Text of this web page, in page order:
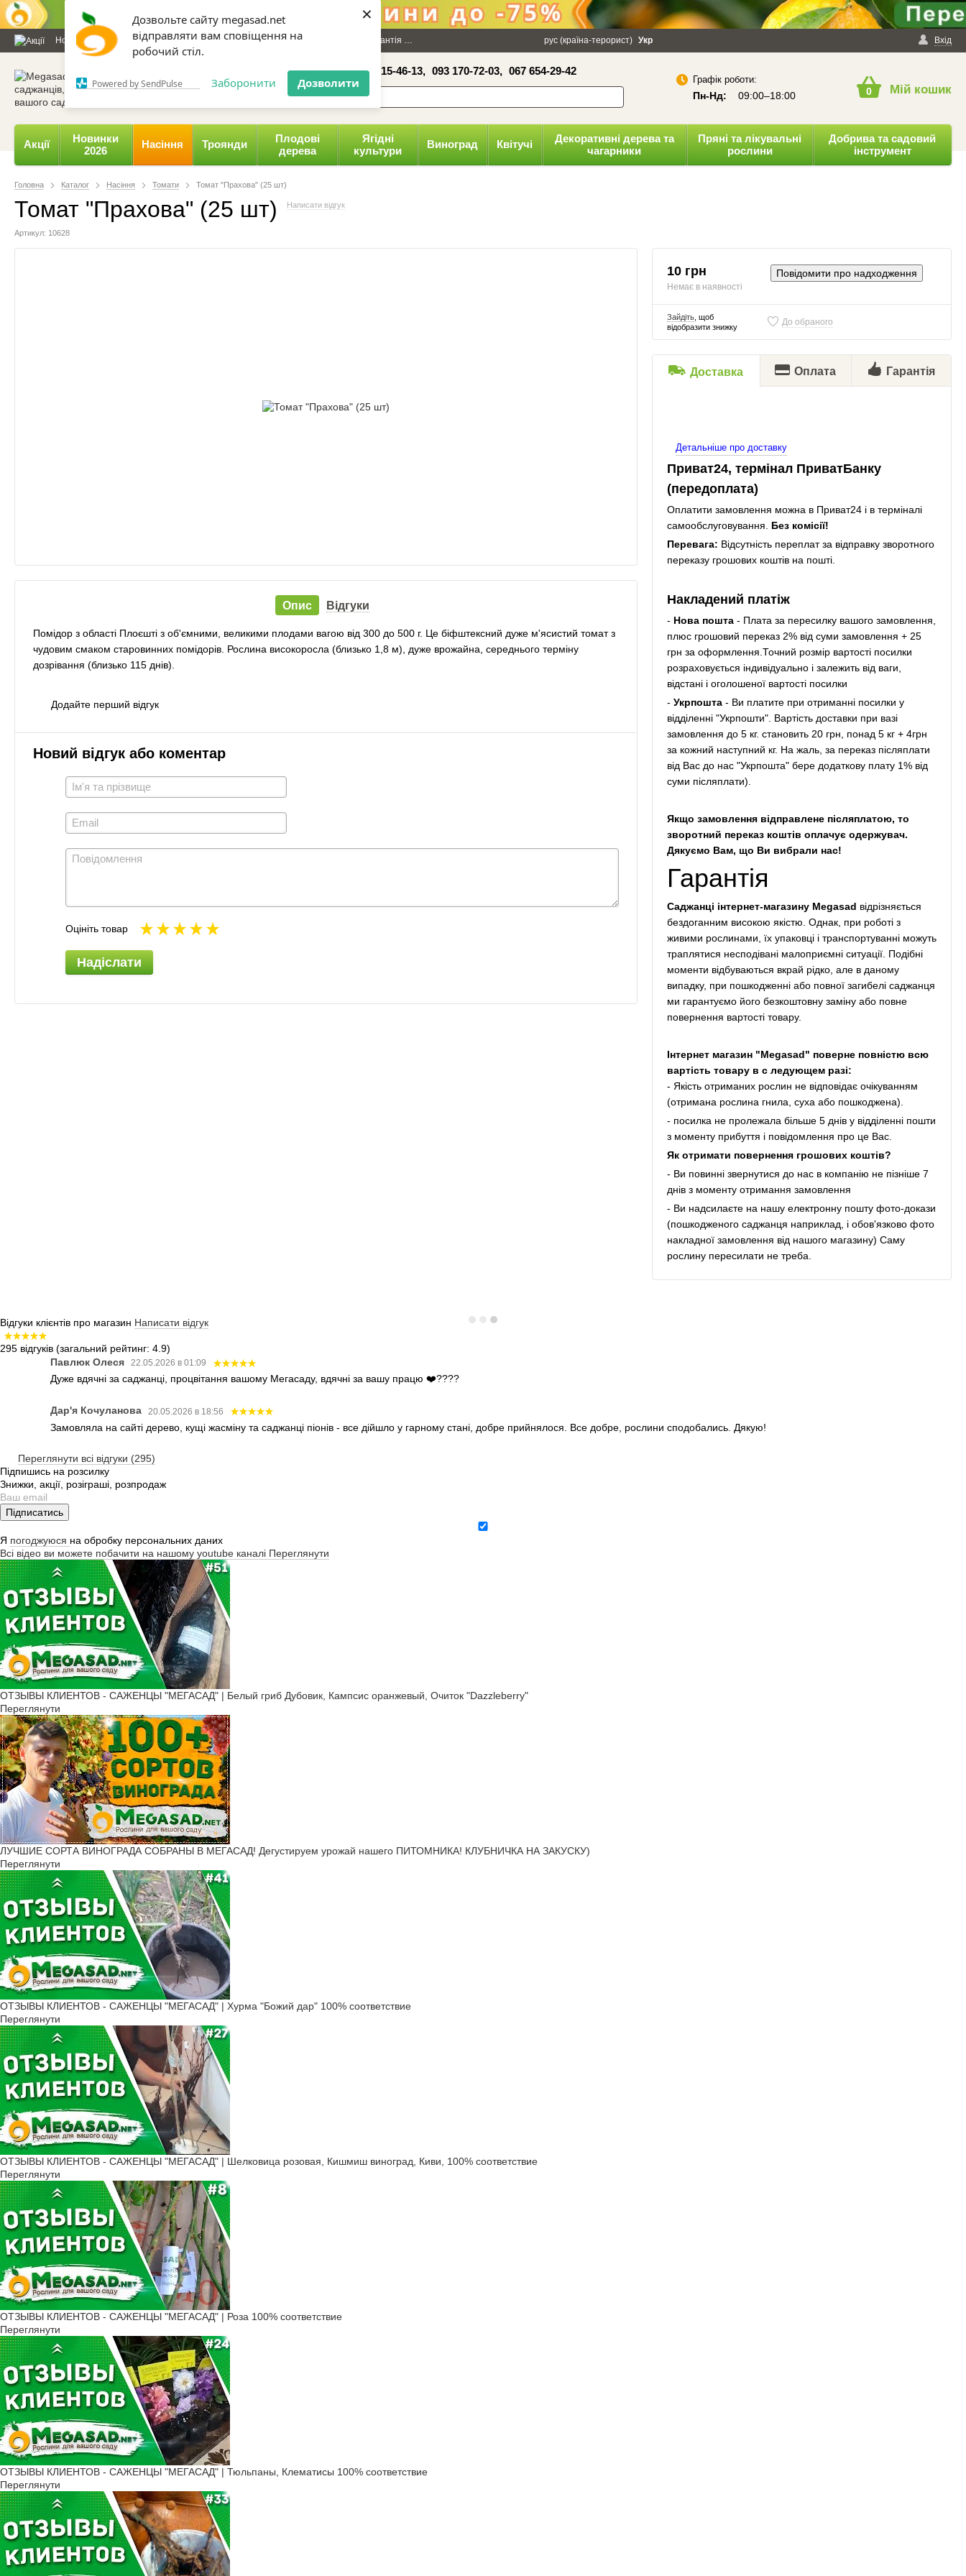
Дозвольте сайту megasad.net
відправляти вам сповіщення на
робочий стіл.
Powered by SendPulse Заборонити Дозволити
×
Новини та статті Каталог Контакти Відгуки Даруємо 100 грн Гарантія Політика конфіденційності Вхід
рус (країна-терорист) Укр
067 654-16-41, 050 515-46-13, 093 170-72-03, 067 654-29-42
Графік роботи:
Пн-Нд: 09:00–18:00 0 Мій кошик
Акції
Новинки
2026
Насіння Троянди
Плодові
дерева
Ягідні
культури
Виноград Квітучі
Декоративні дерева та
чагарники
Пряні та лікувальні
рослини
Добрива та садовий
інструмент
Головна Каталог Насіння Томати Томат "Прахова" (25 шт)
Томат "Прахова" (25 шт) Написати відгук
Артикул: 10628
Опис Відгуки
Помідор з області Плоєшті з об'ємними, великими плодами вагою від 300 до 500 г. Це біфштексний дуже м'ясистий томат з
чудовим смаком старовинних помідорів. Рослина високоросла (близько 1,8 м), дуже врожайна, середнього терміну
дозрівання (близько 115 днів).
Додайте перший відгук
Новий відгук або коментар
Оцініть товар
Надіслати
10 грн
Немає в наявності
Повідомити про надходження
Зайдіть, щоб
відобразити знижку
До обраного
Доставка Оплата Гарантія
Детальніше про доставку
Приват24, термінал ПриватБанку
(передоплата)
Оплатити замовлення можна в Приват24 і в терміналі
самообслуговування. Без комісії!
Перевага: Відсутність переплат за відправку зворотного
переказу грошових коштів на пошті.
Накладений платіж
- Нова пошта- Плата за пересилку вашого замовлення,
плюс грошовий переказ 2% від суми замовлення + 25
грн за оформлення.Точний розмір вартості посилки
розраховується індивідуально і залежить від ваги,
відстані і оголошеної вартості посилки
- Укрпошта- Ви платите при отриманні посилки у
відділенні "Укрпошти". Вартість доставки при вазі
замовлення до 5 кг. становить 20 грн, понад 5 кг + 4грн
за кожний наступний кг. На жаль, за переказ післяплати
від Вас до нас "Укрпошта" бере додаткову плату 1% від
суми післяплати).
Якщо замовлення відправлене післяплатою, то
зворотний переказ коштів оплачує одержувач.
Дякуємо Вам, що Ви вибрали нас!
Гарантія
Саджанці інтернет-магазину Megasad відрізняється
бездоганним високою якістю. Однак, при роботі з
живими рослинами, їх упаковці і транспортуванні можуть
траплятися несподівані малоприємні ситуації. Подібні
моменти відбуваються вкрай рідко, але в даному
випадку, при пошкодженні або повної загибелі саджанця
ми гарантуємо його безкоштовну заміну або повне
повернення вартості товару.
Інтернет магазин "Megasad" поверне повністю всю
вартість товару в с ледующем разі:
- Якість отриманих рослин не відповідає очікуванням
(отримана рослина гнила, суха або пошкоджена).
- посилка не пролежала більше 5 днів у відділенні пошти
з моменту прибуття і повідомлення про це Вас.
Як отримати повернення грошових коштів?
- Ви повинні звернутися до нас в компанію не пізніше 7
днів з моменту отримання замовлення
- Ви надсилаєте на нашу електронну пошту фото-докази
(пошкодженого саджанця наприклад, і обов'язково фото
накладної замовлення від нашого магазину) Саму
рослину пересилати не треба.
Відгуки клієнтів про магазин Написати відгук
295 відгуків (загальний рейтинг: 4.9)
Павлюк Олеся
22.05.2026 в 01:09
Дуже вдячні за саджанці, процвітання вашому Мегасаду, вдячні за вашу працю ❤️????
Дар'я Кочуланова 20.05.2026 в 18:56
Замовляла на сайті дерево, кущі жасміну та саджанці піонів - все дійшло у гарному стані, добре прийнялося. Все добре, рослини сподобались. Дякую!
Переглянути всі відгуки (295)
Підпишись на розсилку
Знижки, акції, розіграші, розпродаж
Підписатись
Я погоджуюся на обробку персональних даних
Всі відео ви можете побачити на нашому youtube каналі Переглянути
ОТЗЫВЫ КЛИЕНТОВ - САЖЕНЦЫ "МЕГАСАД" | Белый гриб Дубовик, Кампсис оранжевый, Очиток "Dazzleberry"
Переглянути
ЛУЧШИЕ СОРТА ВИНОГРАДА СОБРАНЫ В МЕГАСАД! Дегустируем урожай нашего ПИТОМНИКА! КЛУБНИЧКА НА ЗАКУСКУ)
Переглянути
ОТЗЫВЫ КЛИЕНТОВ - САЖЕНЦЫ "МЕГАСАД" | Хурма "Божий дар" ​100% соответствие
Переглянути
ОТЗЫВЫ КЛИЕНТОВ - САЖЕНЦЫ "МЕГАСАД" | Шелковица розовая, Кишмиш виноград, Киви, 100% соответствие
Переглянути
ОТЗЫВЫ КЛИЕНТОВ - САЖЕНЦЫ "МЕГАСАД" | Роза 100% соответствие
Переглянути
ОТЗЫВЫ КЛИЕНТОВ - САЖЕНЦЫ "МЕГАСАД" | Тюльпаны, Клематисы 100% соответствие
Переглянути